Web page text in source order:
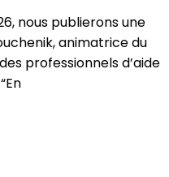
nous publierons une
animatrice du
professionnels d’aide